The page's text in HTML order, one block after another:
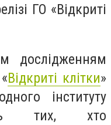
ГО «Відкриті
дослідженням
Відкриті клітки»
інституту
тих, хто